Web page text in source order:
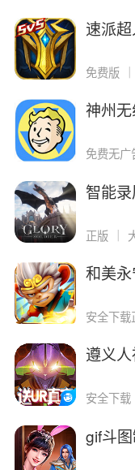
速派
免费版
神州
免费无广
智能
正版 ｜
和美
安全下载
遵义
安全下载
gif斗